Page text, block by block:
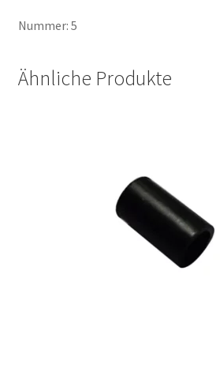
Nummer: 5
Ähnliche Produkte